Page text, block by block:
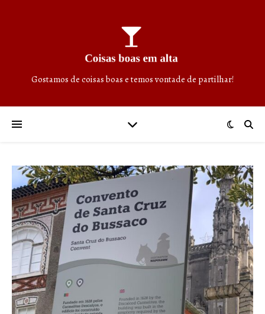
Gostamos de coisas boas e temos vontade de partilhar!